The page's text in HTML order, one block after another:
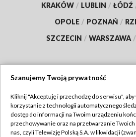
KRAKÓW / LUBLIN / ŁÓDŹ
OPOLE / POZNAŃ /
SZCZECIN / WARSZAWA /
TVP
Abonament TVP
Regulamin
Szanujemy Twoją prywatność
Kliknij "Akceptuję i przechodzę do serwisu", aby
korzystanie z technologii automatycznego
dostęp do informacji na Twoim urządzeniu
przechowywanie oraz na przetwarzanie
nas, czyli Telewizję Polską S.A. w likwidacji